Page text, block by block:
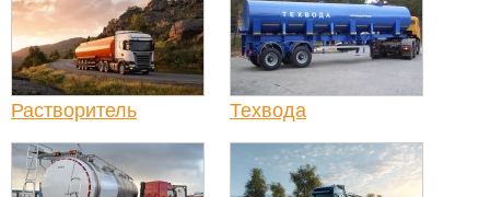
Растворитель Техвода